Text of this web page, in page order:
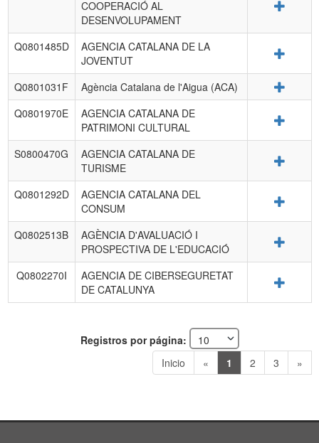
COOPERACIÓ AL
DESENVOLUPAMENT
Q0801485D
AGENCIA CATALANA DE LA
JOVENTUT
Q0801031F Agència Catalana de l'Aigua (ACA)
Q0801970E
AGENCIA CATALANA DE
PATRIMONI CULTURAL
S0800470G
AGENCIA CATALANA DE
TURISME
Q0801292D
AGENCIA CATALANA DEL
CONSUM
Q0802513B
AGÈNCIA D'AVALUACIÓ I
PROSPECTIVA DE L'EDUCACIÓ
Q0802270I
AGENCIA DE CIBERSEGURETAT
DE CATALUNYA
Registros por página:
Inicio
« 1 2 3 »